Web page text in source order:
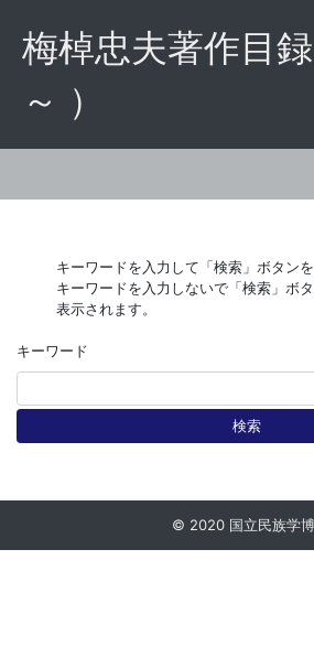
梅棹忠夫著作目
～ ）
キーワードを入力して「検索」ボタン
キーワードを入力しないで「検索」ボ
表示されます。
キーワード
検索
© 2020 国立民族学